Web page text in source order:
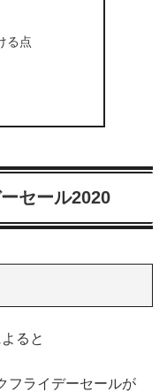
る点
セール2020
ると
フライデーセールが